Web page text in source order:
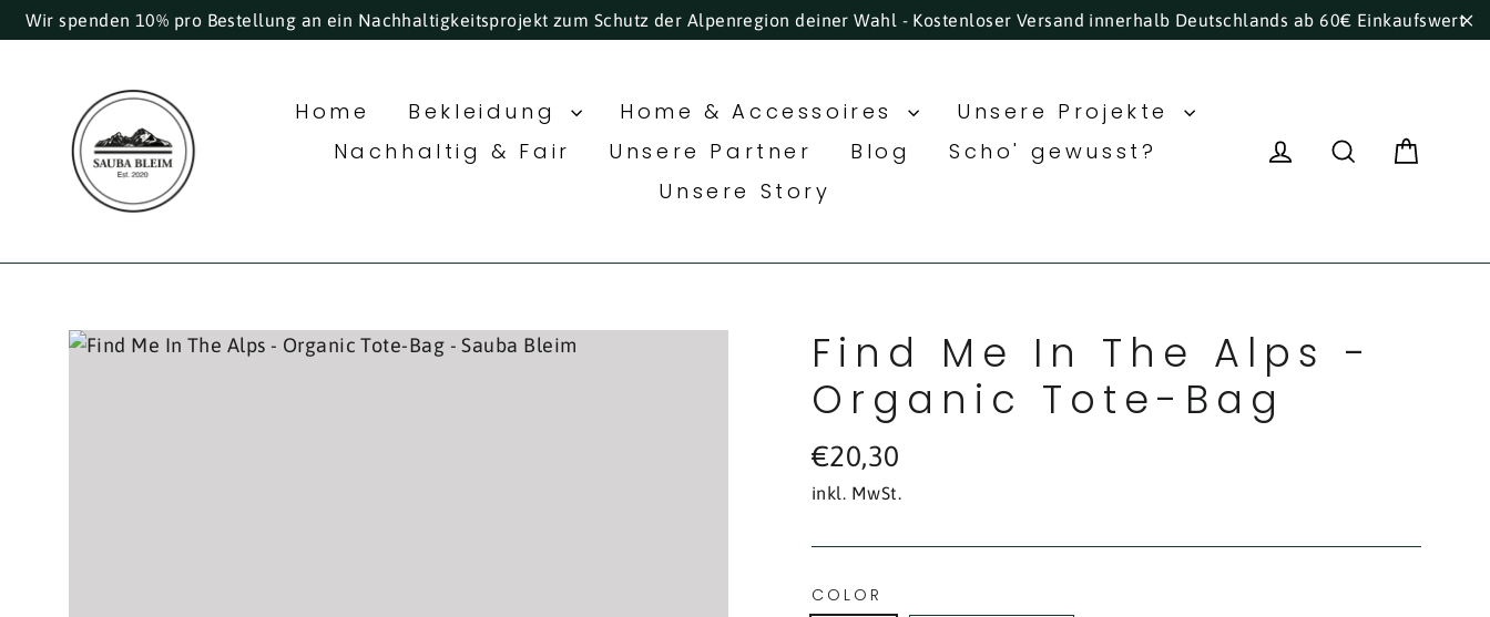
Direkt
zum
Wir spenden 10% pro Bestellung an ein Nachhaltigkeitsprojekt zum Schutz der Alpenregion deiner Wahl - Kostenloser Versand innerhalb Deutschlands ab 60€ Einkaufswert
Home Bekleidung Home & Accessoires
Unsere Projekte
Nachhaltig & Fair
Unsere Partner Blog
Scho' gewusst?
Unsere Story
Einloggen
Suche
Find Me In The Alps -
Organic Tote-Bag
Normaler
Preis
€20,30
inkl. MwSt.
COLOR